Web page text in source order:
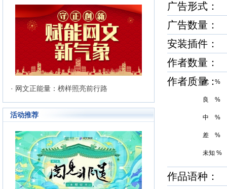
和两万余名签约作者在这个平台上
日更不辍，为广大网络文学爱好者
献上了一部又一部可以堪称经典的
网络文学著作。其中得以出版作品
的作者达到3000人，每天有近1万
新用户注册、750部新作品诞生，
两本新书被成功代理出版，上百部
作品签约影视，过万部作品引入手
机分销渠道，其口碑卓著的良心服
立起极高声望。 历经十二年的风
雨，晋江文学城已经从一个简单的
文学爱好者的集散地快速且稳健地
成长为行业内的翘楚，为1300万
来自不同地区和国家的注册用户突
破地区、种族、语言和国家的障碍
聚集在这里的网络文学同好们构建
起创作交流与沟通的平台。
务，
写作
有长
万部
· 网文正能量：榜样照亮前行路
活动推荐
广告形式：
广告数量：
安装插件
作者数量
作者质量
优 %
良 %
中 %
差 %
未知 %
作品语种：